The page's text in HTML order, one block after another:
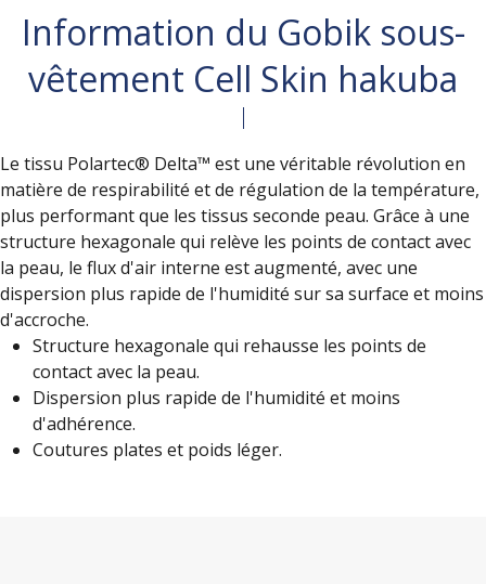
Information du Gobik sous-
vêtement Cell Skin hakuba
Le tissu Polartec® Delta™ est une véritable révolution en
matière de respirabilité et de régulation de la température,
plus performant que les tissus seconde peau. Grâce à une
structure hexagonale qui relève les points de contact avec
la peau, le flux d'air interne est augmenté, avec une
dispersion plus rapide de l'humidité sur sa surface et moins
d'accroche.
Structure hexagonale qui rehausse les points de
contact avec la peau.
Dispersion plus rapide de l'humidité et moins
d'adhérence.
Coutures plates et poids léger.